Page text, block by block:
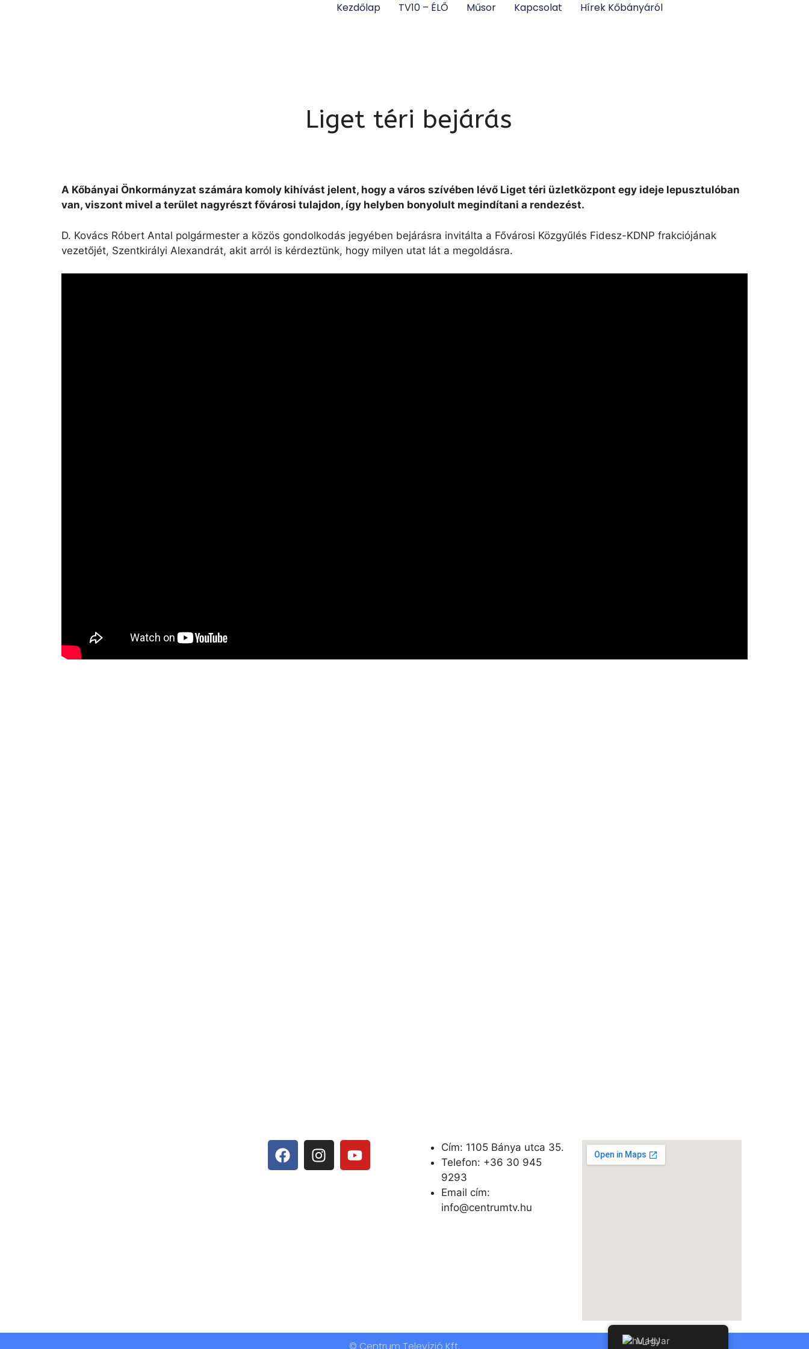
Kezdőlap TV10 – ÉLŐ Műsor Kapcsolat Hírek Kőbányáról
Liget téri bejárás
A Kőbányai Önkormányzat számára komoly kihívást jelent, hogy a város szívében lévő Liget téri üzletközpont egy ideje lepusztulóban
van, viszont mivel a terület nagyrészt fővárosi tulajdon, így helyben bonyolult megindítani a rendezést.
D. Kovács Róbert Antal polgármester a közös gondolkodás jegyében bejárásra invitálta a Fővárosi Közgyűlés Fidesz-KDNP frakciójának
vezetőjét, Szentkirályi Alexandrát, akit arról is kérdeztünk, hogy milyen utat lát a megoldásra.
Cím: 1105 Bánya utca 35.
Telefon: +36 30 945
9293
Email cím:
info@centrumtv.hu
Magyar